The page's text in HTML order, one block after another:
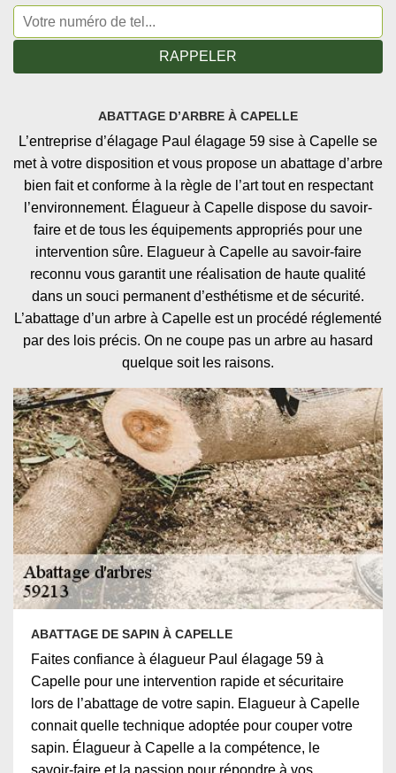
ABATTAGE D’ARBRE À CAPELLE
L’entreprise d’élagage Paul élagage 59 sise à Capelle se
met à votre disposition et vous propose un abattage d’arbre
bien fait et conforme à la règle de l’art tout en respectant
l’environnement. Élagueur à Capelle dispose du savoir-
faire et de tous les équipements appropriés pour une
intervention sûre. Elagueur à Capelle au savoir-faire
reconnu vous garantit une réalisation de haute qualité
dans un souci permanent d’esthétisme et de sécurité.
L’abattage d’un arbre à Capelle est un procédé réglementé
par des lois précis. On ne coupe pas un arbre au hasard
quelque soit les raisons.
ABATTAGE DE SAPIN À CAPELLE
Faites confiance à élagueur Paul élagage 59 à
Capelle pour une intervention rapide et sécuritaire
lors de l’abattage de votre sapin. Elagueur à Capelle
connait quelle technique adoptée pour couper votre
sapin. Élagueur à Capelle a la compétence, le
savoir-faire et la passion pour répondre à vos